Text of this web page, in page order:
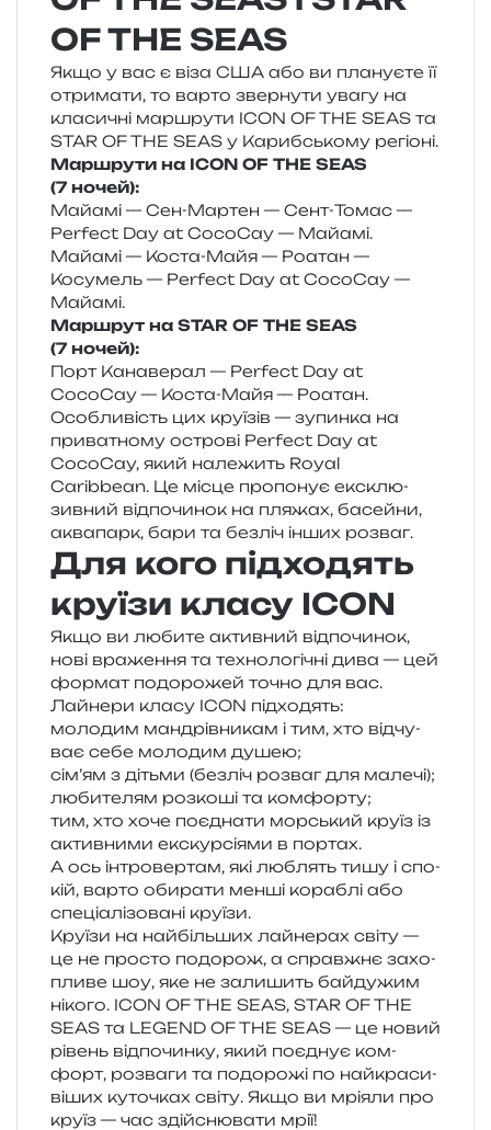
OF THE SEAS
Якщо у вас є віза США або ви пла­ну­є­те її
отри­ма­ти, то варто звер­ну­ти увагу на
кла­си­чні мар­шру­ти ICON OF THE SEAS та
STAR OF THE SEAS у Карибському регіоні.
Маршрути на ICON OF THE SEAS
(7 ночей):
Майамі — Сен-Мартен — Сент-Томас —
Perfect Day at CocoCay — Майамі.
Майамі — Коста-Майя — Роатан —
Косумель — Perfect Day at CocoCay —
Майамі.
Маршрут на STAR OF THE SEAS
(7 ночей):
Порт Канаверал — Perfect Day at
CocoCay — Коста-Майя — Роатан.
Особливість цих кру­ї­зів — зупин­ка на
при­ва­тно­му остро­ві Perfect Day at
CocoCay, який нале­жить Royal
Caribbean. Це місце про­по­нує екс­клю­
зив­ний від­по­чи­нок на пля­жах, басей­ни,
аква­парк, бари та без­ліч інших розваг.
Для кого підходять
круїзи класу ICON
Якщо ви люби­те актив­ний від­по­чи­нок,
нові вра­же­н­ня та техно­ло­гі­чні дива — цей
фор­мат подо­ро­жей точно для вас.
Лайнери класу ICON підходять:
моло­дим ман­дрів­ни­кам і тим, хто від­чу­
ває себе моло­дим душею;
сім’ям з дітьми (без­ліч роз­ваг для малечі);
люби­те­лям роз­ко­ші та комфорту;
тим, хто хоче поєд­на­ти мор­ський круїз із
актив­ни­ми екс­кур­сі­я­ми в портах.
А ось інтро­вер­там, які люблять тишу і спо­
кій, варто оби­ра­ти менші кора­блі або
спе­ці­а­лі­зо­ва­ні круїзи.
Круїзи на най­біль­ших лай­не­рах світу —
це не про­сто подо­рож, а справ­жнє захо­
пли­ве шоу, яке не зали­шить бай­ду­жим
ніко­го. ICON OF THE SEAS, STAR OF THE
SEAS та LEGEND OF THE SEAS — це новий
рівень від­по­чин­ку, який поєд­нує ком­
форт, роз­ва­ги та подо­ро­жі по най­кра­си­
ві­ших куто­чках світу. Якщо ви мрі­я­ли про
круїз — час здій­сню­ва­ти мрії!